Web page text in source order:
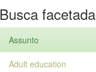
Busca facetada
Assunto
Adult education